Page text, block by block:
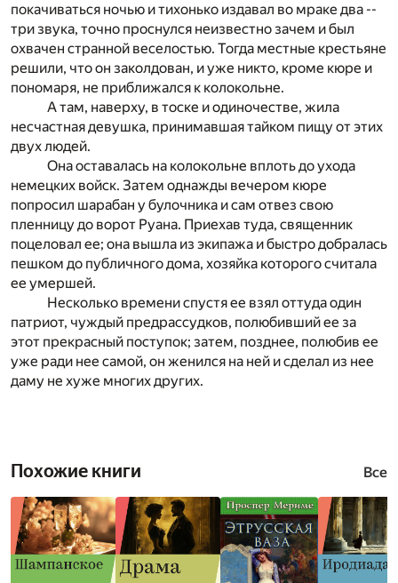
покачиваться ночью и тихонько издавал во мраке два --
три звука, точно проснулся неизвестно зачем и был
охвачен странной веселостью. Тогда местные крестьяне
решили, что он заколдован, и уже никто, кроме кюре и
пономаря, не приближался к колокольне.
А там, наверху, в тоске и одиночестве, жила
несчастная девушка, принимавшая тайком пищу от этих
двух людей.
Она оставалась на колокольне вплоть до ухода
немецких войск. Затем однажды вечером кюре
попросил шарабан у булочника и сам отвез свою
пленницу до ворот Руана. Приехав туда, священник
поцеловал ее; она вышла из экипажа и быстро добралась
пешком до публичного дома, хозяйка которого считала
ее умершей.
Несколько времени спустя ее взял оттуда один
патриот, чуждый предрассудков, полюбивший ее за
этот прекрасный поступок; затем, позднее, полюбив ее
уже ради нее самой, он женился на ней и сделал из нее
даму не хуже многих других.
Похожие книги Все